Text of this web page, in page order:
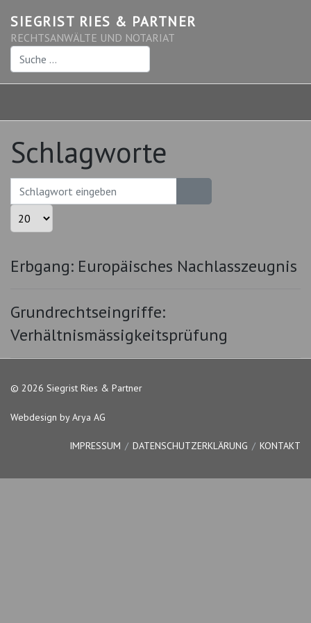
SIEGRIST RIES & PARTNER
RECHTSANWÄLTE UND NOTARIAT
Suchen
Schlagworte
Schlagwort eingeben
Anzeige #
Erbgang: Europäisches Nachlasszeugnis
Grundrechtseingriffe:
Verhältnismässigkeitsprüfung
© 2026 Siegrist Ries & Partner
Webdesign by Arya AG
IMPRESSUM DATENSCHUTZERKLÄRUNG KONTAKT